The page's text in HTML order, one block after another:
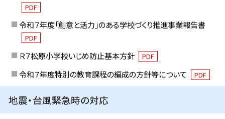
PDF
令和７年度「創意と活力」のある学校づくり推進事業報告書
PDF
Ｒ７松原小学校いじめ防止基本方針 PDF
令和７年度特別の教育課程の編成の方針等について PDF
地震・台風緊急時の対応